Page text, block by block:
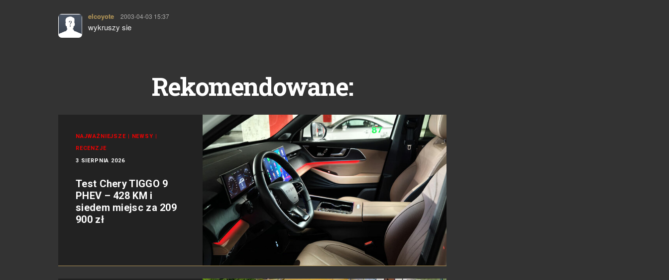
elcoyote pisze:
2003-04-03 15:37
wykruszy sie
Rekomendowane:
NAJWAŻNIEJSZE | NEWSY |
RECENZJE
3 SIERPNIA 2026
Test Chery TIGGO 9
PHEV – 428 KM i
siedem miejsc za 209
900 zł